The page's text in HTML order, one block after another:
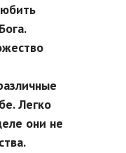
Легко
они не